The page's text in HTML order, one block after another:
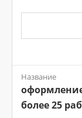
Название
более 25